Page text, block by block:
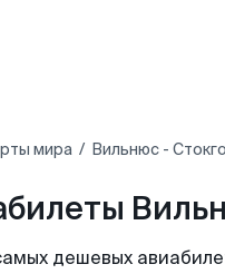
мира Вильнюс -
дешевых